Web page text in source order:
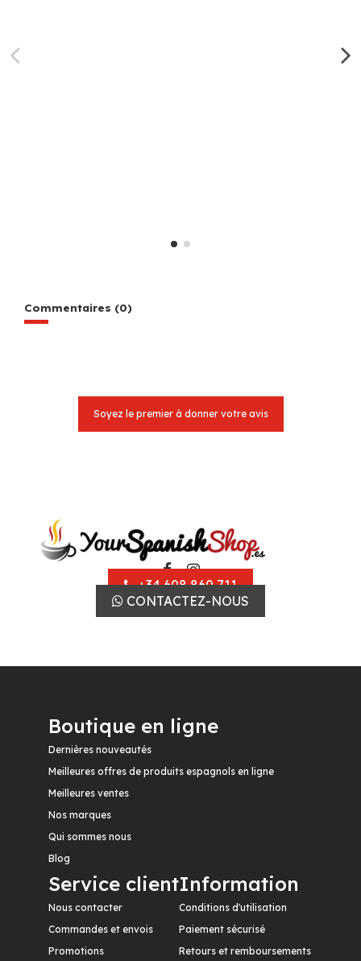
Commentaires (0)
Soyez le premier à donner votre avis
+34 608 860 711
CONTACTEZ-NOUS
Boutique en ligne
Dernières nouveautés
Meilleures offres de produits espagnols en ligne
Meilleures ventes
Nos marques
Qui sommes nous
Blog
Service client
Nous contacter
Commandes et envois
Promotions
Information
Conditions d'utilisation
Paiement sécurisé
Retours et remboursements